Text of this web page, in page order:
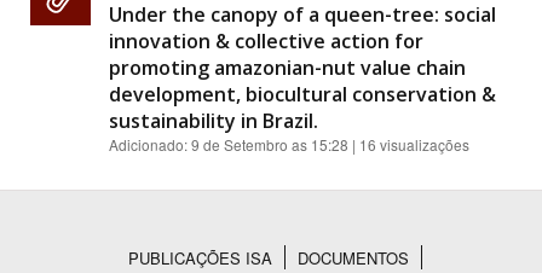
Under the canopy of a queen-tree: social
innovation & collective action for
promoting amazonian-nut value chain
development, biocultural conservation &
sustainability in Brazil.
Adicionado:9 de Setembro as 15:28 | 16 visualizações
PUBLICAÇÕES ISA DOCUMENTOS